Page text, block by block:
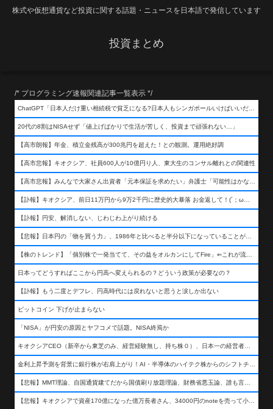
株式や仮想通貨など投資に関する話題・ニュースを日本語で発信しています
投資まとめ
/* プログラミング速報関連記事一覧表示 */
ChatGPT「日本人だけ重い相続税で貧乏になる?日本人もシンガポールいけばいいだけだから相続税で日本人は貧乏にならんだろ呆」
20代の8割はNISAせず「値上げばかりで生活が苦しく、投資まで頑張れない…」
【高市朗報】年金、積立金残高が300兆円を超えた！との観測。運用絶好調
【高市悲報】キオクシア、社員600人が10億円り人、東大生のコンサル離れとの関連性
【高市悲報】みんなで大家さん出資者「元本保証を求めたい」弁護士「可能性はかなり低い」出資者「不誠実！」
【訃報】キオクシア、前日11万円から9万2千円に歴史的大暴落 お金返して！(´；ω；｀)
【訃報】円安、解消しない、じわじわ上がり続ける
【悲報】日本円の「物を買う力」、1986年と比べると半分以下になっていることが判明&#8230;高市さんありがとう！
【株のトレンド】「個別株で一発当てて、その益をオルカンにしてFire」⇐これが流行ってるらしい
日本ってどうすればここから円高へ変えられるの？どういう政策が必要なの？
【訃報】もう二度とデフレ、円高時代には戻れないと思うと涙しか出ない
ビットコイン 下げが止まらない
「NISA」が円安の原因とヤフコメで話題。NISA終焉か
キオクシアCEO（新卒から東芝のみ、経営経験無し、持ち株０）、日本一の経営者になる…
金利上昇予測を背景に銀行株が右肩上がり！AI・半導体のハイテク株からのシフトチェンジも
【悲報】MMT理論、自国通貨建てだから国債刷り放題理論、財務省悪玉論、誰も言わなくなるwwwwwwwwwwwwwww
【悲報】キオクシアで資産170億になった億万長者さん、34000円のnoteを売って小銭を稼いでしまうwwwwwwwwwwwwwwwwwwww